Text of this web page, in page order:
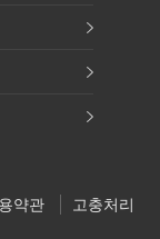
약관
고충처리